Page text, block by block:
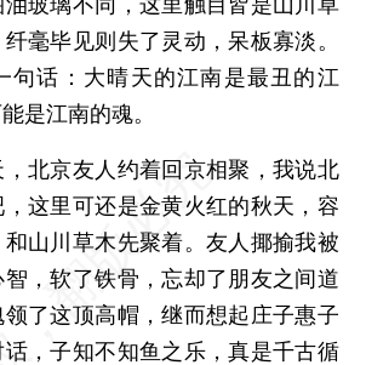
毫毕见则失了灵动，呆板寡淡。
句话：大晴天的江南是最丑的江
是江南的魂。
京友人约着回京相聚，我说北
这里可还是金黄火红的秋天，容
山川草木先聚着。友人揶揄我被
，软了铁骨，忘却了朋友之间道
了这顶高帽，继而想起庄子惠子
，子知不知鱼之乐，真是千古循